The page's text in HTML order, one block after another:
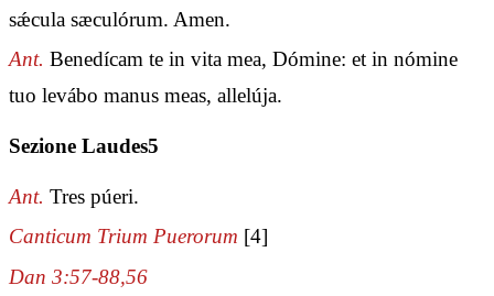
sǽcula sæculórum. Amen.
Ant. Benedícam te in vita mea, Dómine: et in nómine
tuo levábo manus meas, allelúja.
Sezione Laudes5
Ant. Tres púeri.
Canticum Trium Puerorum [4]
Dan 3:57-88,56